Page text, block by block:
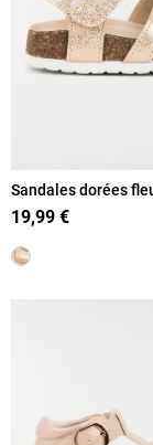
Sandales dorées
23)
19,99 €